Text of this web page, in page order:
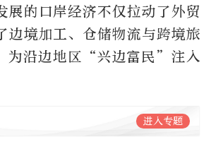
展的口岸经济不仅拉动了外贸
边境加工、仓储物流与跨境旅
为沿边地区“兴边富民”注入
进入专题